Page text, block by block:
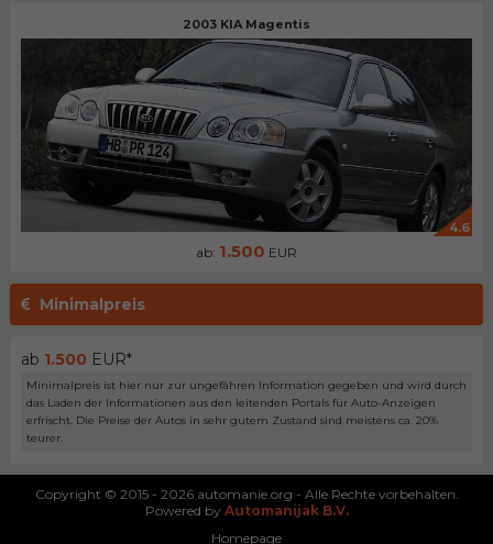
2003 KIA Magentis
4.6
ab: 1.500 EUR
Minimalpreis
ab 1.500 EUR*
Minimalpreis ist hier nur zur ungefähren Information gegeben und wird durch
das Laden der Informationen aus den leitenden Portals für Auto-Anzeigen
erfrischt. Die Preise der Autos in sehr gutem Zustand sind meistens ca. 20%
teurer.
Copyright © 2015 - 2026 automanie.org - Alle Rechte vorbehalten.
Powered by Automanijak B.V.
Homepage